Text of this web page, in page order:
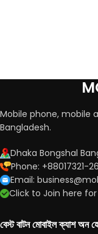
Mobile phone, mobile
Bangladesh.
Dhaka Bongshal
Phone: +88017321-
Email:
Click to Join here
বেস্ট বাটন মোবাইল ক্যাশ অন